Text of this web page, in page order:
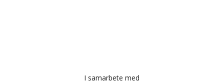
I samarbete med